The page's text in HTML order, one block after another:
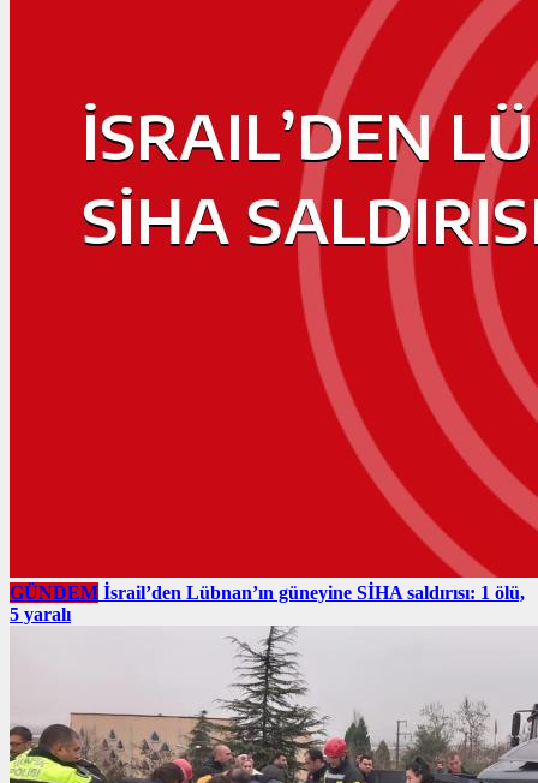
GÜNDEM İsrail’den Lübnan’ın güneyine SİHA saldırısı: 1 ölü,
5 yaralı